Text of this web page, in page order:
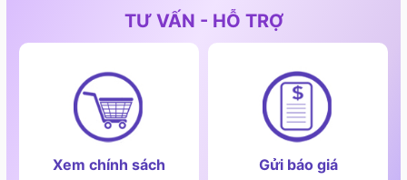
2. Máy hút mùi dạng cổ điển (Classic hoods)
TƯ VẤN - HỖ TRỢ
Xem chính sách Gửi báo giá